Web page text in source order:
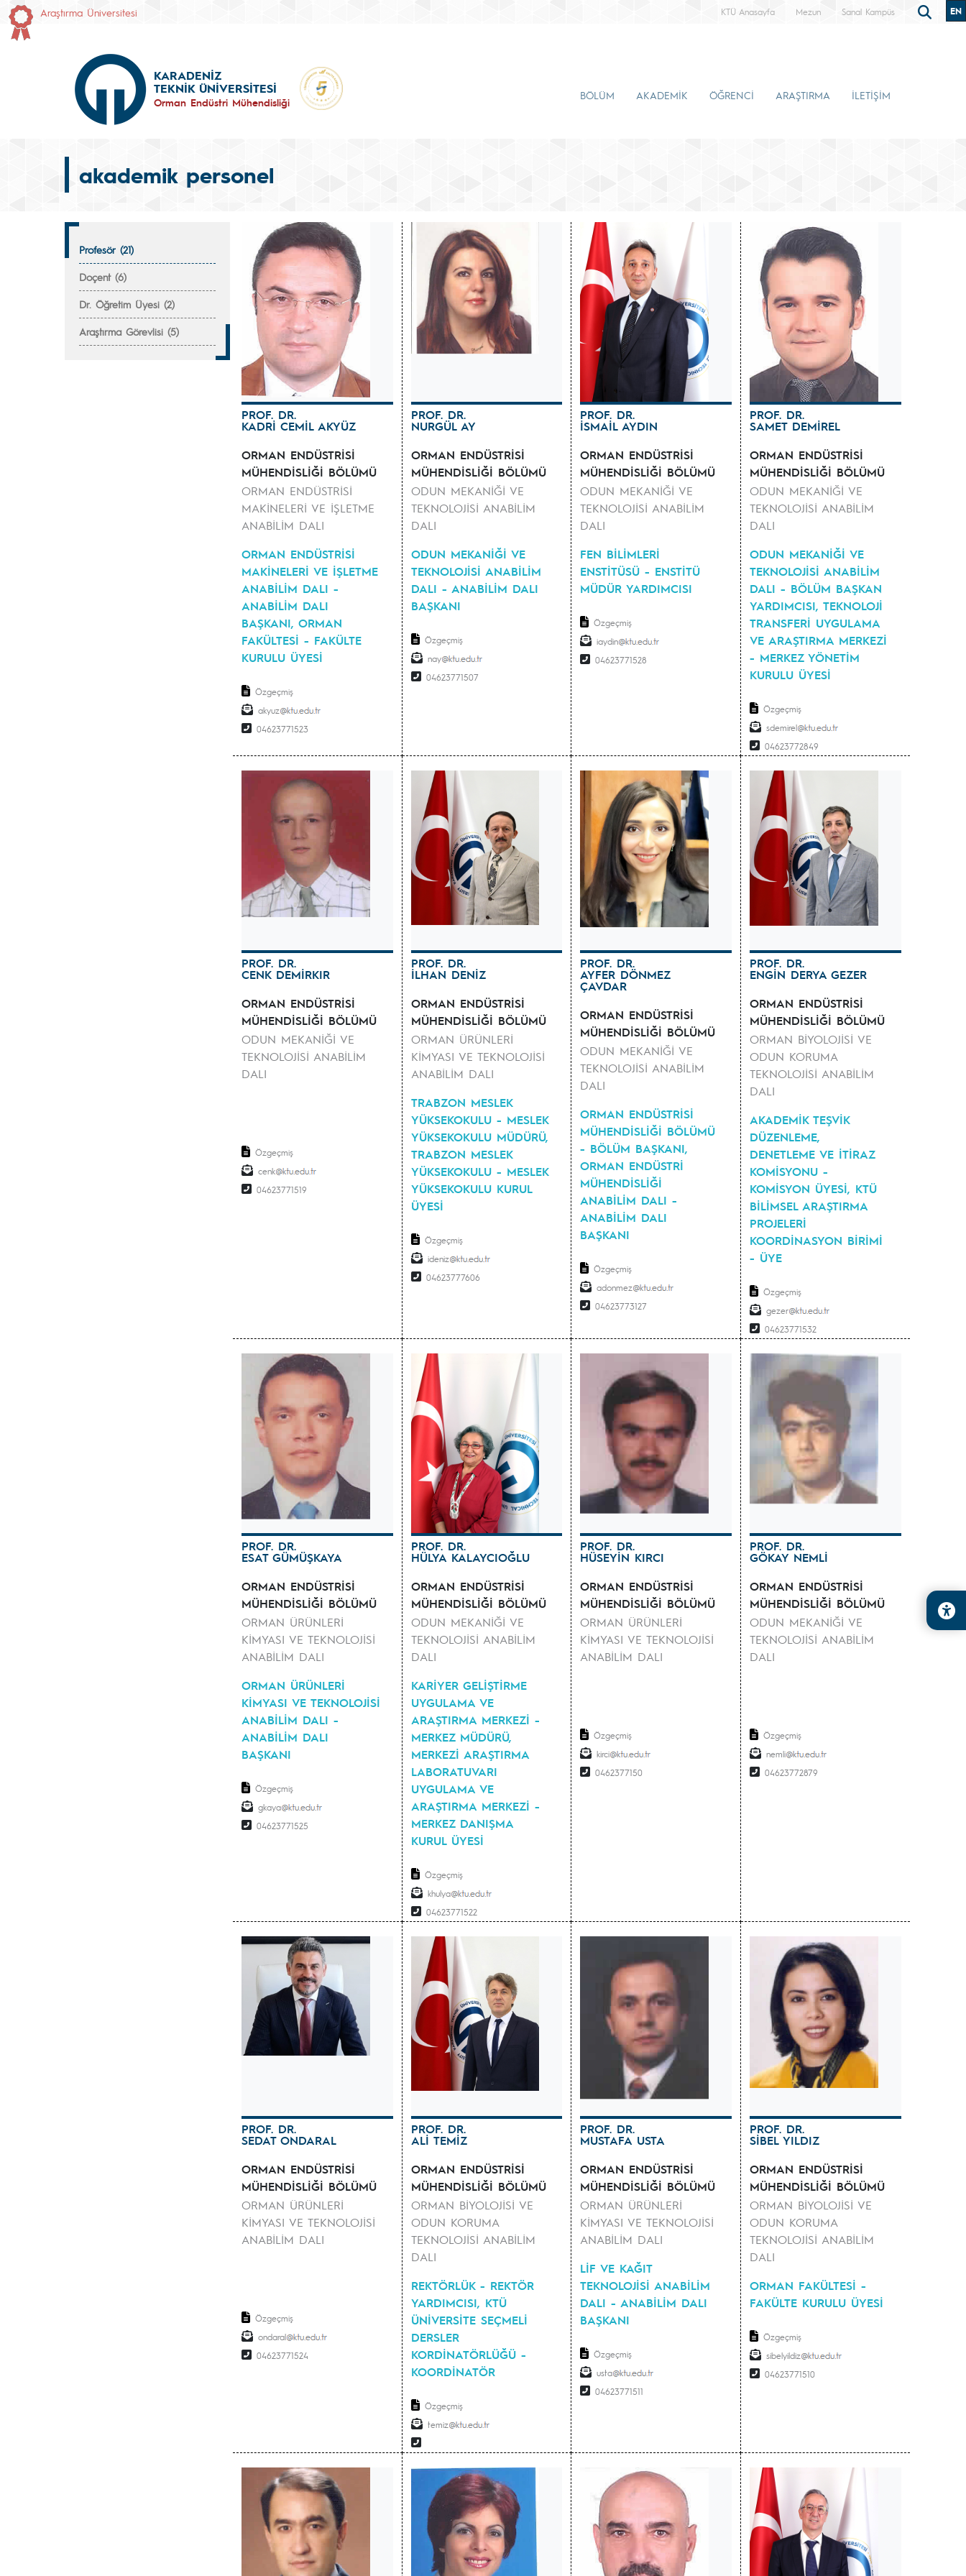
Araştırma Üniversitesi KTÜ Anasayfa Mezun Sanal Kampüs EN
KARADENİZ
TEKNİK ÜNİVERSİTESİ
Orman Endüstri Mühendisliği
BÖLÜM AKADEMİK ÖĞRENCİ ARAŞTIRMA İLETİŞİM
akademik personel
Profesör (21)
Doçent (6)
Dr. Öğretim Üyesi (2)
Araştırma Görevlisi (5)
PROF. DR.
KADRİ CEMİL AKYÜZ
ORMAN ENDÜSTRİSİ
MÜHENDİSLİĞİ BÖLÜMÜ
ORMAN ENDÜSTRİSİ
MAKİNELERİ VE İŞLETME
ANABİLİM DALI
ORMAN ENDÜSTRİSİ
MAKİNELERİ VE İŞLETME
ANABİLİM DALI -
ANABİLİM DALI
BAŞKANI, ORMAN
FAKÜLTESİ - FAKÜLTE
KURULU ÜYESİ
Özgeçmiş
akyuz
04623771523
PROF. DR.
NURGÜL AY
ORMAN ENDÜSTRİSİ
MÜHENDİSLİĞİ BÖLÜMÜ
ODUN MEKANİĞİ VE
TEKNOLOJİSİ ANABİLİM
DALI
ODUN MEKANİĞİ VE
TEKNOLOJİSİ ANABİLİM
DALI - ANABİLİM DALI
BAŞKANI
Özgeçmiş
nay
04623771507
PROF. DR.
İSMAİL AYDIN
ORMAN ENDÜSTRİSİ
MÜHENDİSLİĞİ BÖLÜMÜ
ODUN MEKANİĞİ VE
TEKNOLOJİSİ ANABİLİM
DALI
FEN BİLİMLERİ
ENSTİTÜSÜ - ENSTİTÜ
MÜDÜR YARDIMCISI
Özgeçmiş
iaydin
04623771528
PROF. DR.
SAMET DEMİREL
ORMAN ENDÜSTRİSİ
MÜHENDİSLİĞİ BÖLÜMÜ
ODUN MEKANİĞİ VE
TEKNOLOJİSİ ANABİLİM
DALI
ODUN MEKANİĞİ VE
TEKNOLOJİSİ ANABİLİM
DALI - BÖLÜM BAŞKAN
YARDIMCISI, TEKNOLOJİ
TRANSFERİ UYGULAMA
VE ARAŞTIRMA MERKEZİ
- MERKEZ YÖNETİM
KURULU ÜYESİ
Özgeçmiş
sdemirel
04623772849
PROF. DR.
CENK DEMİRKIR
ORMAN ENDÜSTRİSİ
MÜHENDİSLİĞİ BÖLÜMÜ
ODUN MEKANİĞİ VE
TEKNOLOJİSİ ANABİLİM
DALI
Özgeçmiş
cenk
04623771519
PROF. DR.
İLHAN DENİZ
ORMAN ENDÜSTRİSİ
MÜHENDİSLİĞİ BÖLÜMÜ
ORMAN ÜRÜNLERİ
KİMYASI VE TEKNOLOJİSİ
ANABİLİM DALI
TRABZON MESLEK
YÜKSEKOKULU - MESLEK
YÜKSEKOKULU MÜDÜRÜ,
TRABZON MESLEK
YÜKSEKOKULU - MESLEK
YÜKSEKOKULU KURUL
ÜYESİ
Özgeçmiş
ideniz
04623777606
PROF. DR.
AYFER DÖNMEZ
ÇAVDAR
ORMAN ENDÜSTRİSİ
MÜHENDİSLİĞİ BÖLÜMÜ
ODUN MEKANİĞİ VE
TEKNOLOJİSİ ANABİLİM
DALI
ORMAN ENDÜSTRİSİ
MÜHENDİSLİĞİ BÖLÜMÜ
- BÖLÜM BAŞKANI,
ORMAN ENDÜSTRİ
MÜHENDİSLİĞİ
ANABİLİM DALI -
ANABİLİM DALI
BAŞKANI
Özgeçmiş
adonmez
04623773127
PROF. DR.
ENGİN DERYA GEZER
ORMAN ENDÜSTRİSİ
MÜHENDİSLİĞİ BÖLÜMÜ
ORMAN BİYOLOJİSİ VE
ODUN KORUMA
TEKNOLOJİSİ ANABİLİM
DALI
AKADEMİK TEŞVİK
DÜZENLEME,
DENETLEME VE İTİRAZ
KOMİSYONU -
KOMİSYON ÜYESİ, KTÜ
BİLİMSEL ARAŞTIRMA
PROJELERİ
KOORDİNASYON BİRİMİ
- ÜYE
Özgeçmiş
gezer
04623771532
PROF. DR.
ESAT GÜMÜŞKAYA
ORMAN ENDÜSTRİSİ
MÜHENDİSLİĞİ BÖLÜMÜ
ORMAN ÜRÜNLERİ
KİMYASI VE TEKNOLOJİSİ
ANABİLİM DALI
ORMAN ÜRÜNLERİ
KİMYASI VE TEKNOLOJİSİ
ANABİLİM DALI -
ANABİLİM DALI
BAŞKANI
Özgeçmiş
gkaya
04623771525
PROF. DR.
HÜLYA KALAYCIOĞLU
ORMAN ENDÜSTRİSİ
MÜHENDİSLİĞİ BÖLÜMÜ
ODUN MEKANİĞİ VE
TEKNOLOJİSİ ANABİLİM
DALI
KARİYER GELİŞTİRME
UYGULAMA VE
ARAŞTIRMA MERKEZİ -
MERKEZ MÜDÜRÜ,
MERKEZİ ARAŞTIRMA
LABORATUVARI
UYGULAMA VE
ARAŞTIRMA MERKEZİ -
MERKEZ DANIŞMA
KURUL ÜYESİ
Özgeçmiş
khulya
04623771522
PROF. DR.
HÜSEYİN KIRCI
ORMAN ENDÜSTRİSİ
MÜHENDİSLİĞİ BÖLÜMÜ
ORMAN ÜRÜNLERİ
KİMYASI VE TEKNOLOJİSİ
ANABİLİM DALI
Özgeçmiş
kirci
0462377150
PROF. DR.
GÖKAY NEMLİ
ORMAN ENDÜSTRİSİ
MÜHENDİSLİĞİ BÖLÜMÜ
ODUN MEKANİĞİ VE
TEKNOLOJİSİ ANABİLİM
DALI
Özgeçmiş
nemli
04623772879
PROF. DR.
SEDAT ONDARAL
ORMAN ENDÜSTRİSİ
MÜHENDİSLİĞİ BÖLÜMÜ
ORMAN ÜRÜNLERİ
KİMYASI VE TEKNOLOJİSİ
ANABİLİM DALI
Özgeçmiş
ondaral
04623771524
PROF. DR.
ALİ TEMİZ
ORMAN ENDÜSTRİSİ
MÜHENDİSLİĞİ BÖLÜMÜ
ORMAN BİYOLOJİSİ VE
ODUN KORUMA
TEKNOLOJİSİ ANABİLİM
DALI
REKTÖRLÜK - REKTÖR
YARDIMCISI, KTÜ
ÜNİVERSİTE SEÇMELİ
DERSLER
KORDİNATÖRLÜĞÜ -
KOORDİNATÖR
Özgeçmiş
temiz
PROF. DR.
MUSTAFA USTA
ORMAN ENDÜSTRİSİ
MÜHENDİSLİĞİ BÖLÜMÜ
ORMAN ÜRÜNLERİ
KİMYASI VE TEKNOLOJİSİ
ANABİLİM DALI
LİF VE KAĞIT
TEKNOLOJİSİ ANABİLİM
DALI - ANABİLİM DALI
BAŞKANI
Özgeçmiş
usta
04623771511
PROF. DR.
SİBEL YILDIZ
ORMAN ENDÜSTRİSİ
MÜHENDİSLİĞİ BÖLÜMÜ
ORMAN BİYOLOJİSİ VE
ODUN KORUMA
TEKNOLOJİSİ ANABİLİM
DALI
ORMAN FAKÜLTESİ -
FAKÜLTE KURULU ÜYESİ
Özgeçmiş
sibelyildiz
04623771510